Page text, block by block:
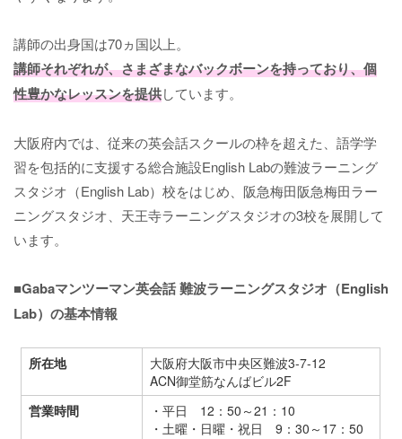
講師の出身国は70ヵ国以上。
講師それぞれが、さまざまなバックボーンを持っており、個
性豊かなレッスンを提供しています。
大阪府内では、従来の英会話スクールの枠を超えた、語学学
習を包括的に支援する総合施設English Labの難波ラーニング
スタジオ（English Lab）校をはじめ、阪急梅田阪急梅田ラー
ニングスタジオ、天王寺ラーニングスタジオの3校を展開して
います。
■Gabaマンツーマン英会話 難波ラーニングスタジオ（English
Lab）の基本情報
所在地
大阪府大阪市中央区難波3-7-12
ACN御堂筋なんばビル2F
営業時間
・平日 12：50～21：10
・土曜・日曜・祝日 9：30～17：50